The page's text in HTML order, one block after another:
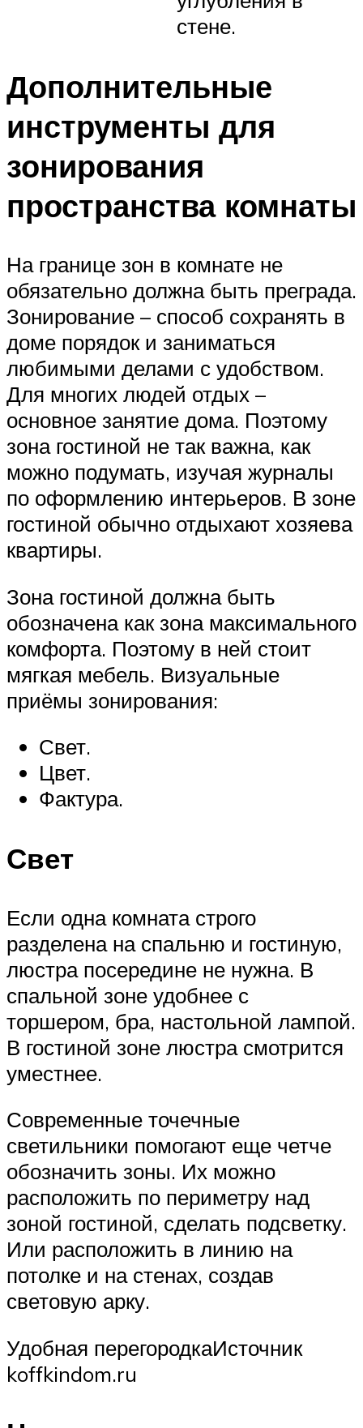
стене.
Дополнительные
инструменты для
зонирования
пространства комнаты
На границе зон в комнате не
обязательно должна быть преграда.
Зонирование – способ сохранять в
доме порядок и заниматься
любимыми делами с удобством.
Для многих людей отдых –
основное занятие дома. Поэтому
зона гостиной не так важна, как
можно подумать, изучая журналы
по оформлению интерьеров. В зоне
гостиной обычно отдыхают хозяева
квартиры.
Зона гостиной должна быть
обозначена как зона максимального
комфорта. Поэтому в ней стоит
мягкая мебель. Визуальные
приёмы зонирования:
Свет.
Цвет.
Фактура.
Свет
Если одна комната строго
разделена на спальню и гостиную,
люстра посередине не нужна. В
спальной зоне удобнее с
торшером, бра, настольной лампой.
В гостиной зоне люстра смотрится
уместнее.
Современные точечные
светильники помогают еще четче
обозначить зоны. Их можно
расположить по периметру над
зоной гостиной, сделать подсветку.
Или расположить в линию на
потолке и на стенах, создав
световую арку.
Удобная перегородкаИсточник
koffkindom.ru